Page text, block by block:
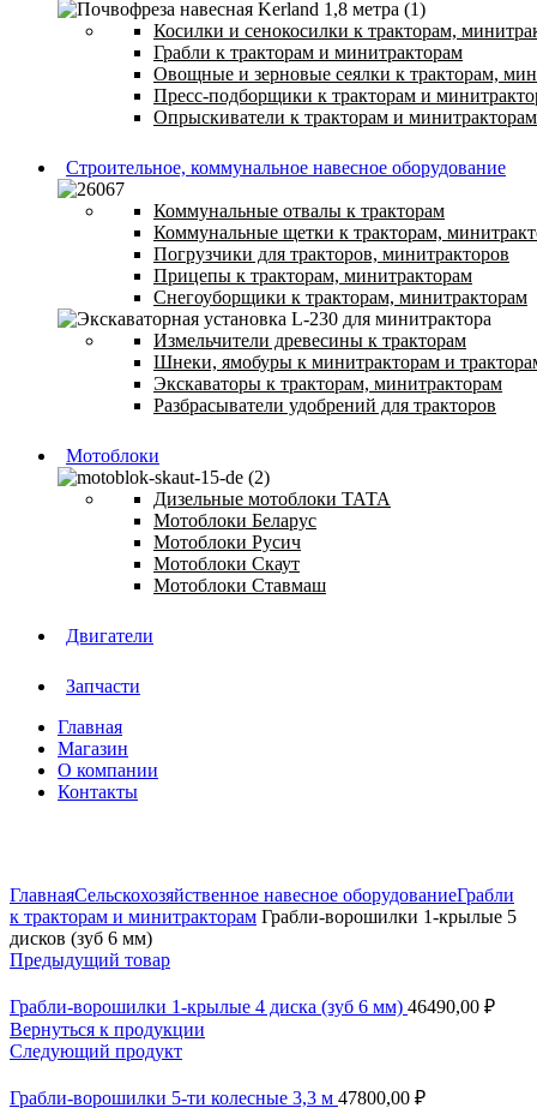
Косилки и сенокосилки к тракторам,
Грабли к тракторам и минитракторам
Овощные и зерновые сеялки к тракторам,
Пресс-подборщики к тракторам и
Опрыскиватели к тракторам и минитракторам
Строительное, коммунальное навесное оборудование
Коммунальные отвалы к тракторам
Коммунальные щетки к тракторам,
Погрузчики для тракторов, минитракторов
Прицепы к тракторам, минитракторам
Снегоуборщики к тракторам, минитракторам
Измельчители древесины к тракторам
Шнеки, ямобуры к минитракторам и
Экскаваторы к тракторам, минитракторам
Разбрасыватели удобрений для тракторов
Мотоблоки
Дизельные мотоблоки ТАТА
Мотоблоки Беларус
Мотоблоки Русич
Мотоблоки Скаут
Мотоблоки Ставмаш
Двигатели
Запчасти
Главная
Магазин
О компании
Контакты
ГлавнаяСельскохозяйственное навесное оборудованиеГрабли
к тракторам и минитракторам Грабли-ворошилки 1-крылые 5
дисков (зуб 6 мм)
Предыдущий товар
Грабли-ворошилки 1-крылые 4 диска (зуб 6 мм) 46490,00 ₽
Вернуться к продукции
Следующий продукт
Грабли-ворошилки 5-ти колесные 3,3 м 47800,00 ₽